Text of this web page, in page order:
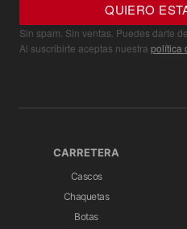
QUIERO
Sin spam. Sin ventas. Puedes darte
Al suscribirte aceptas nuestra política
CARRETERA
Cascos
Chaquetas
Botas